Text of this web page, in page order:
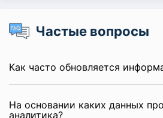
Частые вопросы
Как часто обновляется
На основании каких данных
аналитика?